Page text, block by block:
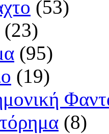
(53)
(23)
(95)
(19)
(8)